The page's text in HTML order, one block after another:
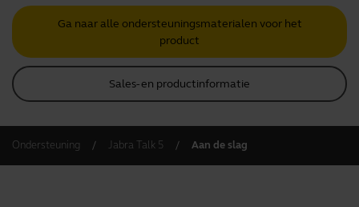
Ga naar alle ondersteuningsmaterialen voor het
product
Sales- en productinformatie
Ondersteuning Jabra Talk 5 Aan de slag